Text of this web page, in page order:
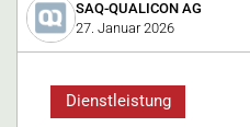
SAQ-QUALICON AG
27. Januar 2026
Dienstleistung